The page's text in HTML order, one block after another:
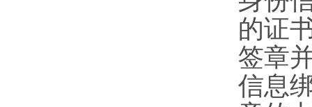
的证
签章
信息